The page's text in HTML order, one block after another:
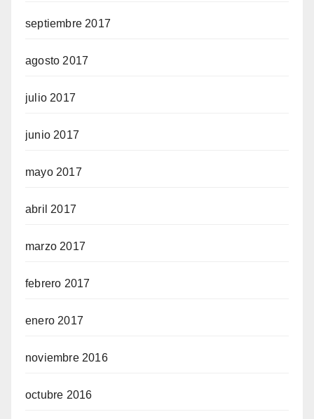
septiembre 2017
agosto 2017
julio 2017
junio 2017
mayo 2017
abril 2017
marzo 2017
febrero 2017
enero 2017
noviembre 2016
octubre 2016